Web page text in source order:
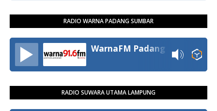
RADIO WARNA PADANG SUMBAR
WarnaFM Padang
RADIO SUWARA UTAMA LAMPUNG